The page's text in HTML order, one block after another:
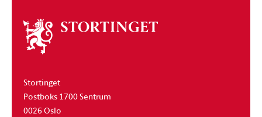
Om
stortinget
Stortinget
Postboks 1700 Sentrum
0026 Oslo